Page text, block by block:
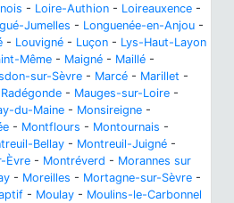
- Loire-Authion - Loireauxence -
Jumelles - Longuenée-en-Anjou -
- Louvigné - Luçon - Lys-Haut-Layon
Même - Maigné - Maillé -
sur-Sèvre - Marcé - Marillet -
- Mauges-sur-Loire -
du-Maine - Monsireigne -
- Montflours - Montournais -
Bellay - Montreuil-Juigné -
Èvre - Montréverd - Morannes sur
- Moreilles - Mortagne-sur-Sèvre -
- Moulay - Moulins-le-Carbonnel